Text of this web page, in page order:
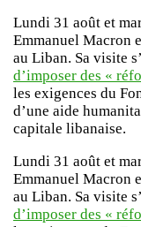
Lundi 31 août et
Emmanuel Macron
au Liban. Sa visite
d’imposer des «
les exigences du
d’une aide
capitale libanaise.
Lundi 31 août et
Emmanuel Macron
au Liban. Sa visite
d’imposer des «